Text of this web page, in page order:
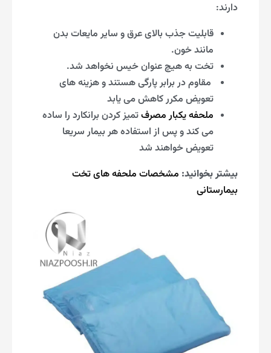
دارند:
قابلیت جذب بالای عرق و سایر مایعات بدن
مانند خون.
تخت به هیچ عنوان خیس نخواهد شد.
مقاوم در برابر پارگی هستند و هزینه های
تعویض مکرر کاهش می یابد
ملحفه یکبار مصرفتمیز کردن برانکارد را ساده
می کند و پس از استفاده هر بیمار سریعا
تعویض خواهند شد
بیشتر بخوانید: مشخصات ملحفه های تخت
بیمارستانی